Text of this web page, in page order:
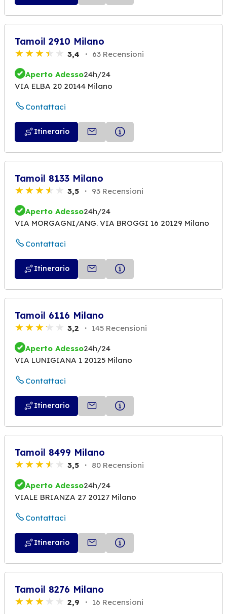
Tamoil 2910 Milano
3,4 63 Recensioni
Aperto Adesso24h/24
VIA ELBA 20 20144 Milano
Contattaci
Itinerario
Tamoil 8133 Milano
3,5 93 Recensioni
Aperto Adesso24h/24
VIA MORGAGNI/ANG. VIA BROGGI 16 20129 Milano
Contattaci
Itinerario
Tamoil 6116 Milano
3,2 145 Recensioni
Aperto Adesso24h/24
VIA LUNIGIANA 1 20125 Milano
Contattaci
Itinerario
Tamoil 8499 Milano
3,5 80 Recensioni
Aperto Adesso24h/24
VIALE BRIANZA 27 20127 Milano
Contattaci
Itinerario
Tamoil 8276 Milano
2,9 16 Recensioni